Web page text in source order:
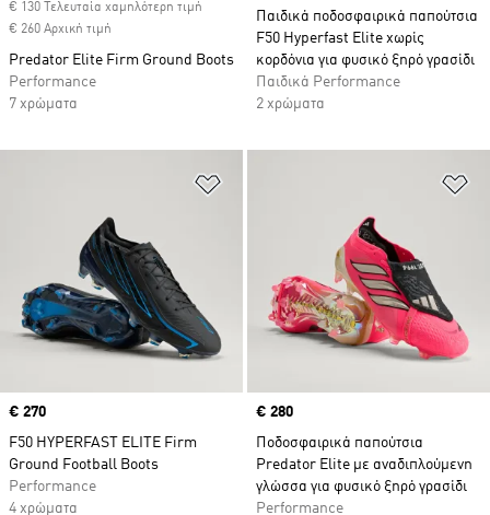
€ 130 Τελευταία χαμηλότερη τιμή
€ 260 Αρχική τιμή
Predator Elite Firm Ground Boots
Performance
7 χρώματα
Παιδικά ποδοσφαιρικά παπούτσια
F50 Hyperfast Elite χωρίς
κορδόνια για φυσικό ξηρό γρασίδι
Παιδικά Performance
2 χρώματα
Προσθήκη στη Λίστα Επιθυμιών
Price
€ 270
F50 HYPERFAST ELITE Firm
Ground Football Boots
Performance
4 χρώματα
Price
€ 280
Ποδοσφαιρικά παπούτσια
Predator Elite με αναδιπλούμενη
γλώσσα για φυσικό ξηρό γρασίδι
Performance